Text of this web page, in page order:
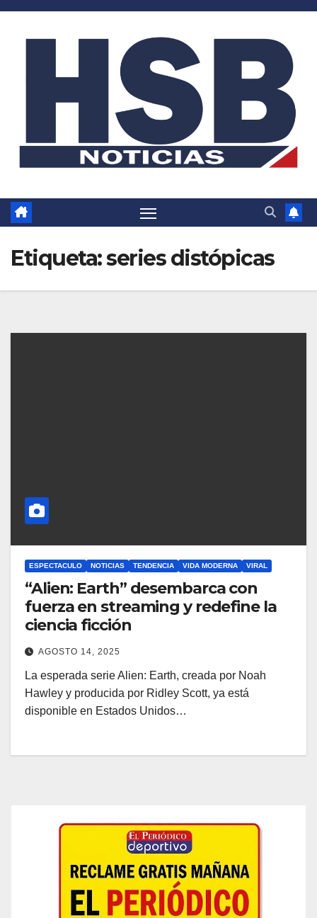
Saltar
Etiqueta:series distópicas
ESPECTACULO NOTICIAS TENDENCIA VIDA MODERNA VIRAL
“Alien: Earth” desembarca con
fuerza en streaming y redefine la
ciencia ficción
AGOSTO 14, 2025
La esperada serie Alien: Earth, creada por Noah
Hawley y producida por Ridley Scott, ya está
disponible en Estados Unidos…